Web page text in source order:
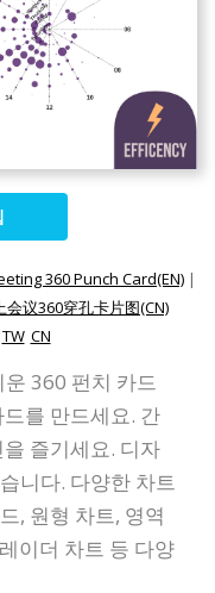
360 Punch Card(EN) |
会议360穿孔卡片图(CN)
TW CN
360 펀치 카드
를 만드세요. 간
즐기세요. 디자
니다. 다양한 차트
, 원형 차트, 영역
이더 차트 등 다양